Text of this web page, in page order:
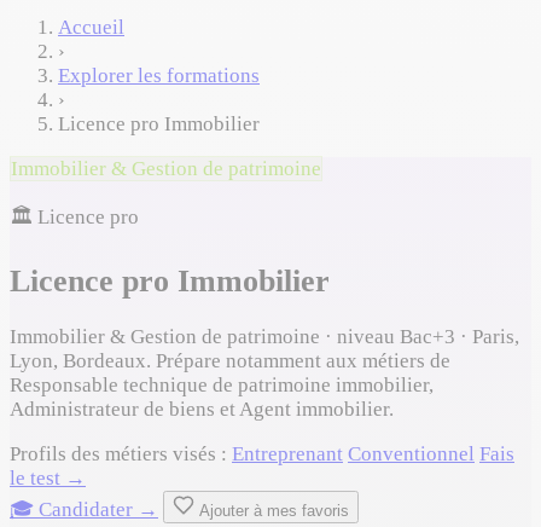
Accueil
›
Explorer les formations
›
Licence pro Immobilier
Immobilier & Gestion de patrimoine
🏛️ Licence pro
Licence pro Immobilier
Immobilier & Gestion de patrimoine · niveau Bac+3 · Paris,
Lyon, Bordeaux. Prépare notamment aux métiers de
Responsable technique de patrimoine immobilier,
Administrateur de biens et Agent immobilier.
Profils des métiers visés : Entreprenant Conventionnel Fais
le test →
🎓 Candidater →
Ajouter à mes favoris